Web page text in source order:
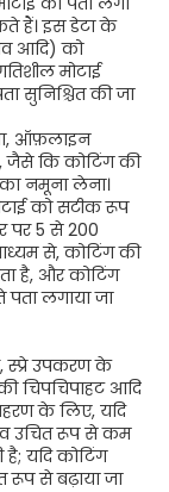
हैं। इस डेटा के
आदि) को
मोटाई
सुनिश्चित की जा
ऑफ़लाइन
जैसे कि कोटिंग की
नमूना लेना।
को सटीक रूप
पर 5 से 200
से, कोटिंग की
है, और कोटिंग
लगाया जा
स्प्रे उपकरण के
चिपचिपाहट आदि
के लिए, यदि
उचित रूप से कम
है; यदि कोटिंग
रूप से बढ़ाया जा